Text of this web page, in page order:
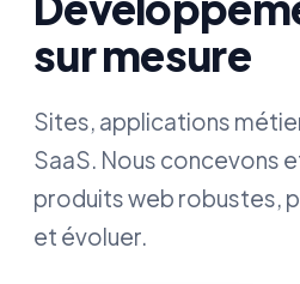
sur mesure
Sites, applications
SaaS. Nous concevons
produits web robustes,
et évoluer.